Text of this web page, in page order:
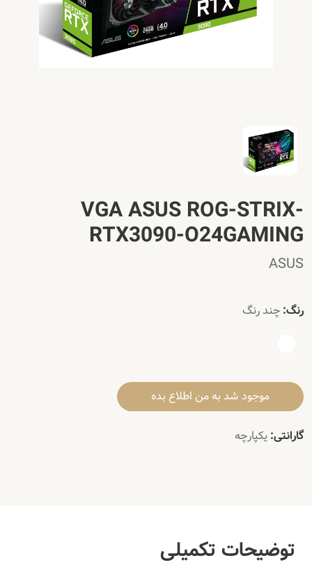
VGA ASUS ROG-STRIX-
RTX3090-O24GAMING
ASUS
رنگ: چند رنگ
موجود شد به من اطلاع بده
گارانتی: یکپارچه
توضیحات تکمیلی